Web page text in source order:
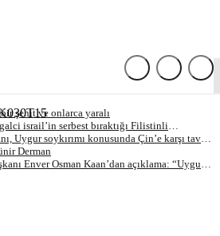
bir şehit ve onlarca yaralı
israil’in serbest bıraktığı Filistinli
gözaltına aldı
Uygur soykırımı konusunda Çin’e karşı tavır
karşı karşıya
Derman
Enver Osman Kaan’dan açıklama: “Uygur